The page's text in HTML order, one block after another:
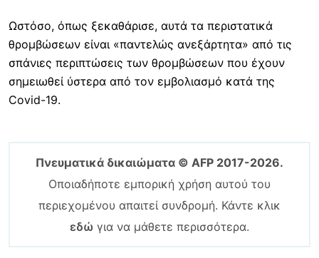
Ωστόσο, όπως ξεκαθάρισε, αυτά τα περιστατικά
θρομβώσεων είναι «παντελώς ανεξάρτητα» από τις
σπάνιες περιπτώσεις των θρομβώσεων που έχουν
σημειωθεί ύστερα από τον εμβολιασμό κατά της
Covid-19.
Πνευματικά δικαιώματα © AFP 2017-2026.
Οποιαδήποτε εμπορική χρήση αυτού του
περιεχομένου απαιτεί συνδρομή. Κάντε κλικ
εδώ για να μάθετε περισσότερα.